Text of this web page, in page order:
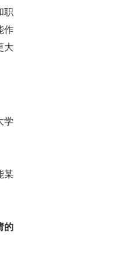
职
作
大
学
某
的